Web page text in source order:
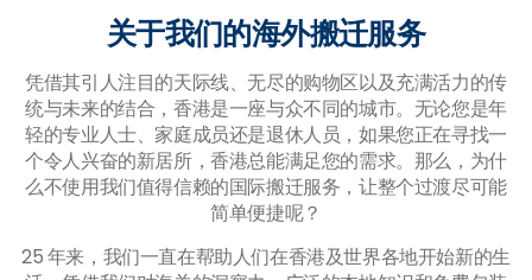
关于我们的海外搬迁服务
凭借其引人注目的天际线、无尽的购物区以及充满活力的传
统与未来的结合，香港是一座与众不同的城市。无论您是年
轻的专业人士、家庭成员还是退休人员，如果您正在寻找一
个令人兴奋的新居所，香港总能满足您的需求。那么，为什
么不使用我们值得信赖的国际搬迁服务，让整个过渡尽可能
简单便捷呢？
25 年来，我们一直在帮助人们在香港及世界各地开始新的生